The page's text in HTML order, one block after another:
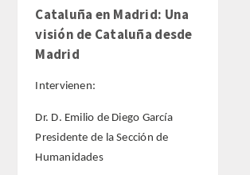
Cataluña en Madrid: Una
visión de Cataluña desde
Madrid
Intervienen:
Dr. D. Emilio de Diego García
Presidente de la Sección de
Humanidades